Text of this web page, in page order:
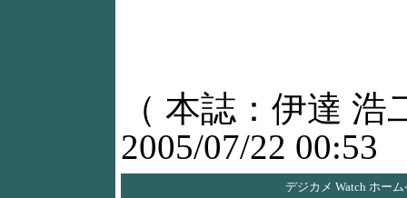
（ 本誌：伊達 浩
2005/07/22 00:53
デジカメ Watch ホー